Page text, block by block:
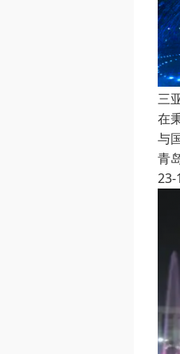
三
在
与
青
23-